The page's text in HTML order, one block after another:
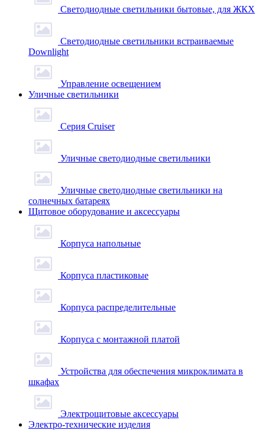
Светодиодные светильники бытовые, для ЖКХ
Светодиодные светильники встраиваемые
Downlight
Управление освещением
Уличные светильники
Серия Cruiser
Уличные светодиодные светильники
Уличные светодиодные светильники на
солнечных батареях
Щитовое оборудование и аксессуары
Корпуса напольные
Корпуса пластиковые
Корпуса распределительные
Корпуса с монтажной платой
Устройства для обеспечения микроклимата в
шкафах
Электрощитовые аксессуары
Электро-технические изделия